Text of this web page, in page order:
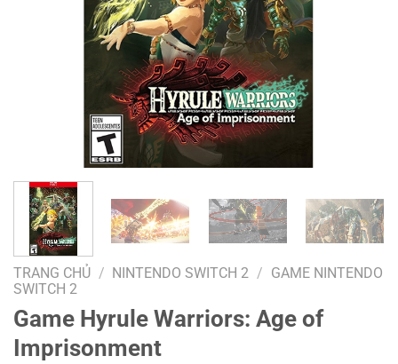
TRANG CHỦ / NINTENDO SWITCH 2 /
GAME NINTENDO
SWITCH 2
Game Hyrule Warriors: Age of
Imprisonment